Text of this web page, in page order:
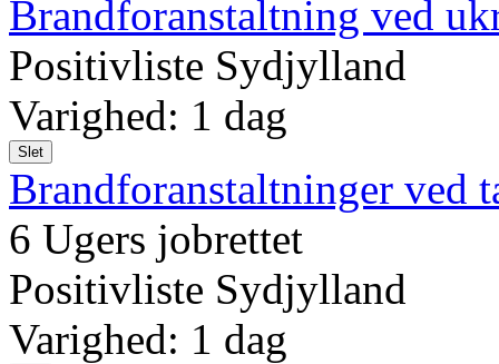
Brandforanstaltning ved
Positivliste Sydjylland
Varighed: 1 dag
Slet
Brandforanstaltninger ved
6 Ugers jobrettet
Positivliste Sydjylland
Varighed: 1 dag